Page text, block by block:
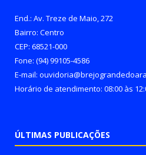
End.: Av. Treze de Maio, 272
Bairro: Centro
CEP: 68521-000
Fone: (94) 99105-4586
E-mail:
Horário de atendimento: 08:00 às
ÚLTIMAS PUBLICAÇÕES